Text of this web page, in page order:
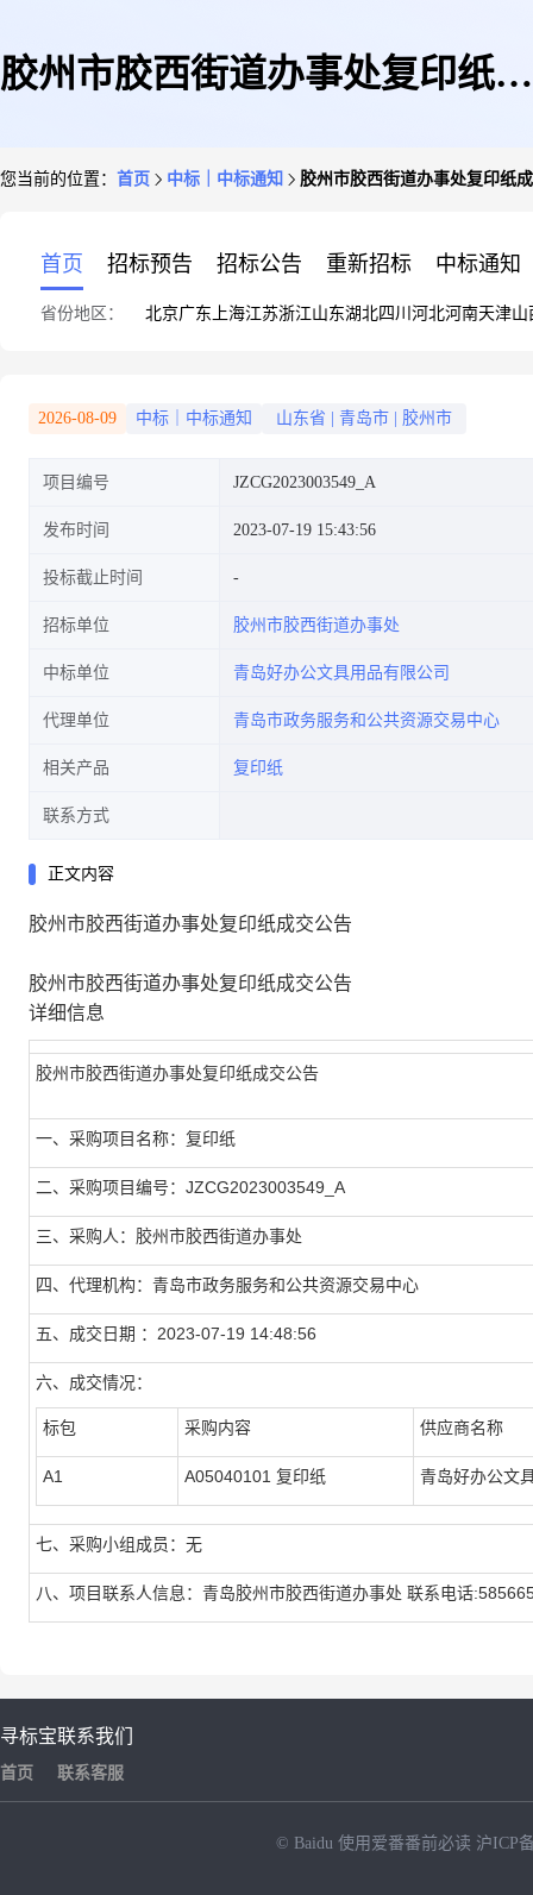
胶州市胶西街道办事处复印纸成
您当前的位置： 首页 中标｜中标通知 胶州市胶西街道办事处复印纸
首页 招标预告 招标公告 重新招标 中标通知
省份地区： 北京广东 上海江苏浙江山东湖北四川 河北河南天津山
2026-08-09 中标｜中标通知 山东省 青岛市 胶州市
项目编号 JZCG2023003549_A
发布时间 2023-07-19 15:43:56
投标截止时间
招标单位 胶州市胶西街道办事处
中标单位 青岛好办公文具用品有限公司
代理单位 青岛市政务服务和公共资源交易中心
相关产品 复印纸
联系方式
正文内容
胶州市胶西街道办事处复印纸成交公告
胶州市胶西街道办事处复印纸成交公告
详细信息
胶州市胶西街道办事处复印纸成交公告
一、采购项目名称：复印纸
二、采购项目编号：JZCG2023003549_A
三、采购人：胶州市胶西街道办事处
四、代理机构：青岛市政务服务和公共资源交易中心
五、成交日期 ：2023-07-19 14:48:56
六、成交情况：
标包 采购内容 供应商名称
A1 A05040101 复印纸 青岛好办公文
七、采购小组成员：无
八、项目联系人信息：青岛胶州市胶西街道办事处 联系电话
寻标宝
首页
联系我们
联系客服
© Baidu 使用爱番番前必读 沪ICP